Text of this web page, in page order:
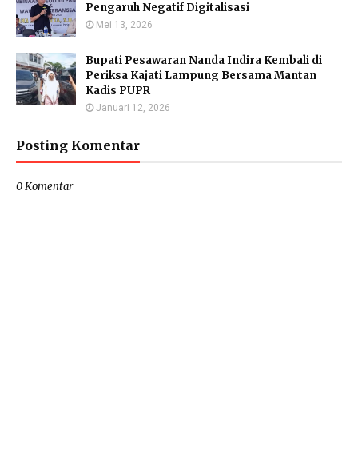
Pengaruh Negatif Digitalisasi
Mei 13, 2026
Bupati Pesawaran Nanda Indira Kembali di
Periksa Kajati Lampung Bersama Mantan
Kadis PUPR
Januari 12, 2026
Posting Komentar
0 Komentar